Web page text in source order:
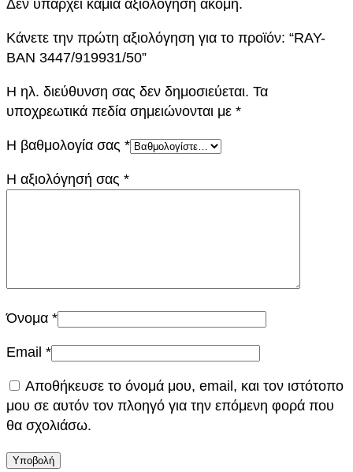
σ
ό
τ
τ
α
Δεν υπάρχει καμία αξιολόγηση ακόμη.
Κάνετε την πρώτη αξιολόγηση για το προϊόν: “RAY-
BAN 3447/919931/50”
Η ηλ. διεύθυνση σας δεν δημοσιεύεται. Τα
υποχρεωτικά πεδία σημειώνονται με *
Η βαθμολογία σας *
Η αξιολόγησή σας *
Όνομα *
Email *
Αποθήκευσε το όνομά μου, email, και τον ιστότοπο
μου σε αυτόν τον πλοηγό για την επόμενη φορά που
θα σχολιάσω.